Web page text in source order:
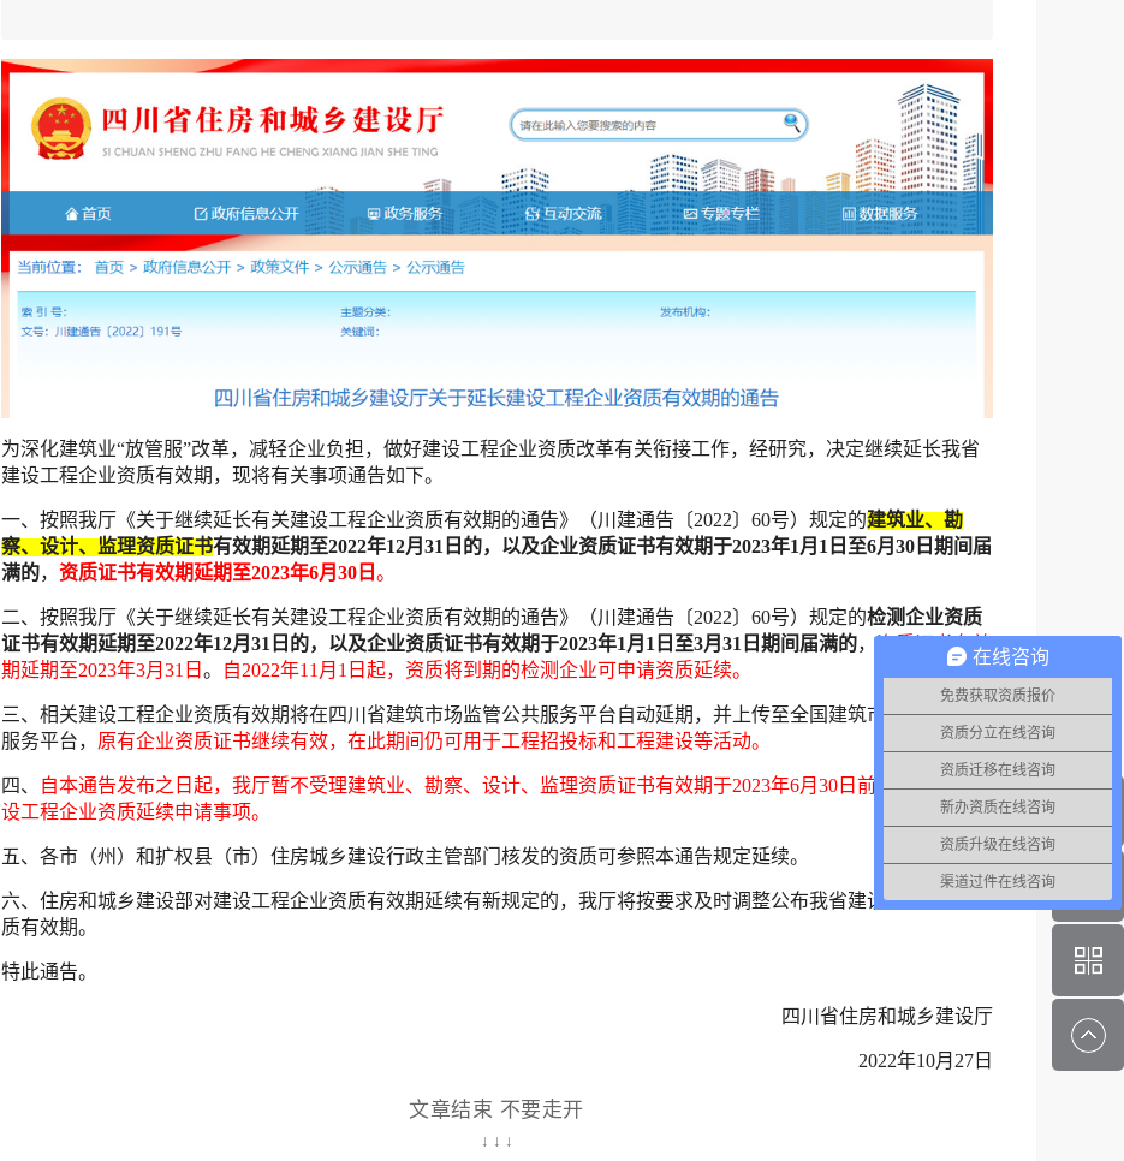
为深化建筑业“放管服”改革，减轻企业负担，做好建设工程企业资质改革有关衔接工作，经研究，决定继续延长我省
建设工程企业资质有效期，现将有关事项通告如下。
一、按照我厅《关于继续延长有关建设工程企业资质有效期的通告》（川建通告〔2022〕60号）规定的建筑业、勘
察、设计、监理资质证书有效期延期至2022年12月31日的，以及企业资质证书有效期于2023年1月1日至6月30日期间届
满的， 资质证书有效期延期至2023年6月30日 。
二、按照我厅《关于继续延长有关建设工程企业资质有效期的通告》（川建通告〔2022〕60号）规定的检测企业资质
证书有效期延期至2022年12月31日的，以及企业资质证书有效期于2023年1月1日至3月31日期间届满的，资质证书有效
期延期至2023年3月31日 。 自2022年11月1日起，资质将到期的检测企业可申请资质延续。
三、相关建设工程企业资质有效期将在四川省建筑市场监管公共服务平台自动延期，并上传至全国建筑市场监管公共
服务平台， 原有企业资质证书继续有效，在此期间仍可用于工程招投标和工程建设等活动。
四、
自本通告发布之日起，我厅暂不受理建筑业、勘察、设计、监理资质证书有效期于2023年6月30日前届满的上述建
设工程企业资质延续申请事项。
五、各市（州）和扩权县（市）住房城乡建设行政主管部门核发的资质可参照本通告规定延续。
六、住房和城乡建设部对建设工程企业资质有效期延续有新规定的，我厅将按要求及时调整公布我省建设工程企业资
质有效期。
特此通告。
四川省住房和城乡建设厅
2022年10月27日
文章结束 不要走开
↓ ↓ ↓
在线咨询
免费获取资质报价
资质分立在线咨询
资质迁移在线咨询
新办资质在线咨询
资质升级在线咨询
渠道过件在线咨询